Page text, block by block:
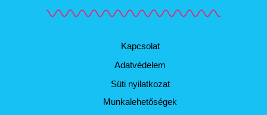
Kapcsolat
Adatvédelem
Süti nyilatkozat
Munkalehetőségek